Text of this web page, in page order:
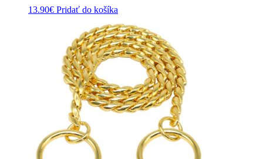
13.90€ Pridať do košíka